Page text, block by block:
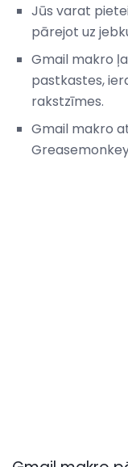
Jūs varat
pārejot uz
Gmail makro
pastkastes,
rakstzīmes.
Gmail makro